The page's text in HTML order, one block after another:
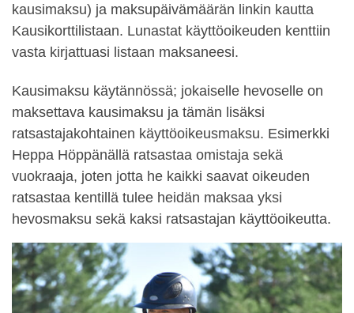
kausimaksu) ja maksupäivämäärän linkin kautta
Kausikorttilistaan. Lunastat käyttöoikeuden kenttiin
vasta kirjattuasi listaan maksaneesi.
Kausimaksu käytännössä; jokaiselle hevoselle on
maksettava kausimaksu ja tämän lisäksi
ratsastajakohtainen käyttöoikeusmaksu. Esimerkki
Heppa Höppänällä ratsastaa omistaja sekä
vuokraaja, joten jotta he kaikki saavat oikeuden
ratsastaa kentillä tulee heidän maksaa yksi
hevosmaksu sekä kaksi ratsastajan käyttöoikeutta.